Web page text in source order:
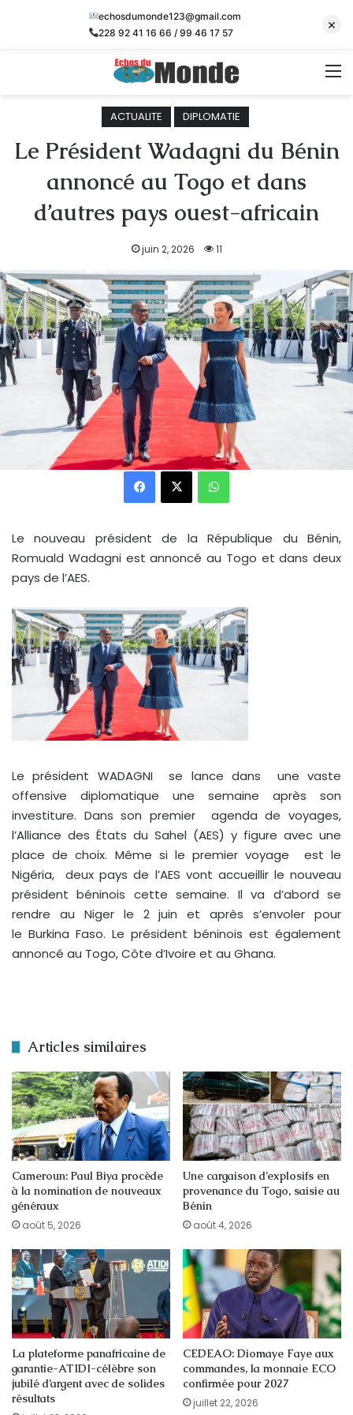
ACTUALITE DIPLOMATIE
Le Président Wadagni du Bénin
annoncé au Togo et dans
d’autres pays ouest-africain
juin 2, 2026 11
Facebook X WhatsApp
Le nouveau président de la République du Bénin,
Romuald Wadagni est annoncé au Togo et dans deux
pays de l’AES.
Le président WADAGNI se lance dans une vaste
offensive diplomatique une semaine après son
investiture. Dans son premier agenda de voyages,
l’Alliance des États du Sahel (AES) y figure avec une
place de choix. Même si le premier voyage est le
Nigéria, deux pays de l’AES vont accueillir le nouveau
président béninois cette semaine. Il va d’abord se
rendre au Niger le 2 juin et après s’envoler pour
le Burkina Faso. Le président béninois est également
annoncé au Togo, Côte d’Ivoire et au Ghana.
Articles similaires
Cameroun: Paul Biya procède
à la nomination de nouveaux
généraux
août 5, 2026
Une cargaison d’explosifs en
provenance du Togo, saisie au
Bénin
août 4, 2026
La plateforme panafricaine de
garantie-ATIDI-célèbre son
jubilé d’argent avec de solides
résultats
CEDEAO: Diomaye Faye aux
commandes, la monnaie ECO
confirmée pour 2027
juillet 22, 2026
echosdumonde123@gmail.com
228 92 41 16 66 / 99 46 17 57
×